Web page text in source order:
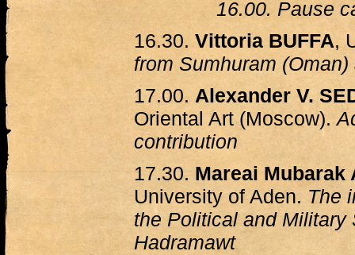
16.00. Pause
16.30. Vittoria BUFFA,
from Sumhuram
17.00. Alexander V.
Oriental Art (Moscow).
contribution
17.30. Mareai Mubarak
University of Aden. The
the Political and Military
Hadramawt